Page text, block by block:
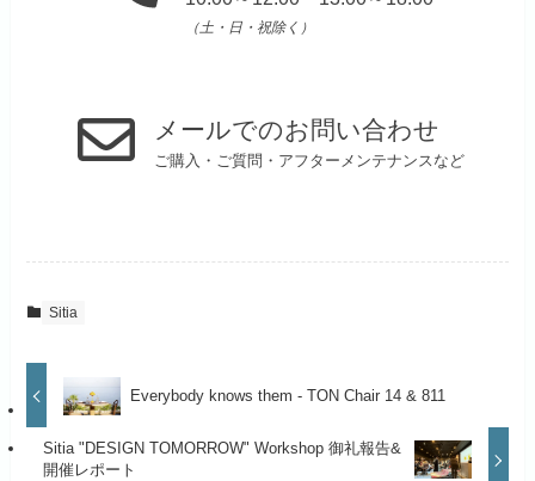
（土・日・祝除く）
メールでのお問い合わせ
ご購入・ご質問・アフターメンテナンスなど
Sitia
Everybody knows them - TON Chair 14 & 811
Sitia "DESIGN TOMORROW" Workshop 御礼報告&
開催レポート